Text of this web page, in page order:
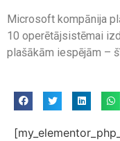
Microsoft kompānija
10 operētājsistēmai
plašākām iespējām –